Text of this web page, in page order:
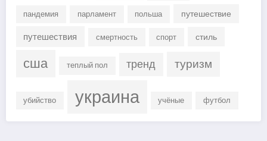
пандемия парламент польша путешествие
путешествия смертность спорт стиль
сша теплый пол тренд туризм
убийство украина учёные футбол